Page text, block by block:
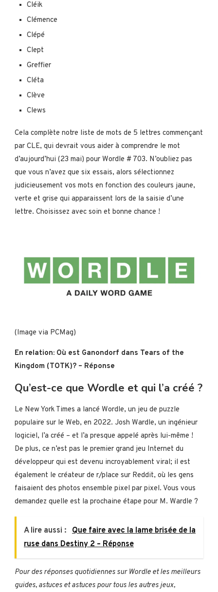
Cléik
Clémence
Clépé
Clept
Greffier
Cléta
Clève
Clews
Cela complète notre liste de mots de 5 lettres commençant
par CLE, qui devrait vous aider à comprendre le mot
d’aujourd’hui (23 mai) pour Wordle # 703. N’oubliez pas
que vous n’avez que six essais, alors sélectionnez
judicieusement vos mots en fonction des couleurs jaune,
verte et grise qui apparaissent lors de la saisie d’une
lettre. Choisissez avec soin et bonne chance !
(Image via PCMag)
En relation: Où est Ganondorf dans Tears of the
Kingdom (TOTK)? – Réponse
Qu’est-ce que Wordle et qui l’a créé ?
Le New York Times a lancé Wordle, un jeu de puzzle
populaire sur le Web, en 2022. Josh Wardle, un ingénieur
logiciel, l’a créé – et l’a presque appelé après lui-même !
De plus, ce n’est pas le premier grand jeu Internet du
développeur qui est devenu incroyablement viral; il est
également le créateur de r/place sur Reddit, où les gens
faisaient des photos ensemble pixel par pixel. Vous vous
demandez quelle est la prochaine étape pour M. Wardle ?
A lire aussi : Que faire avec la lame brisée de la
ruse dans Destiny 2 – Réponse
Pour des réponses quotidiennes sur Wordle et les meilleurs
guides, astuces et astuces pour tous les autres jeux,